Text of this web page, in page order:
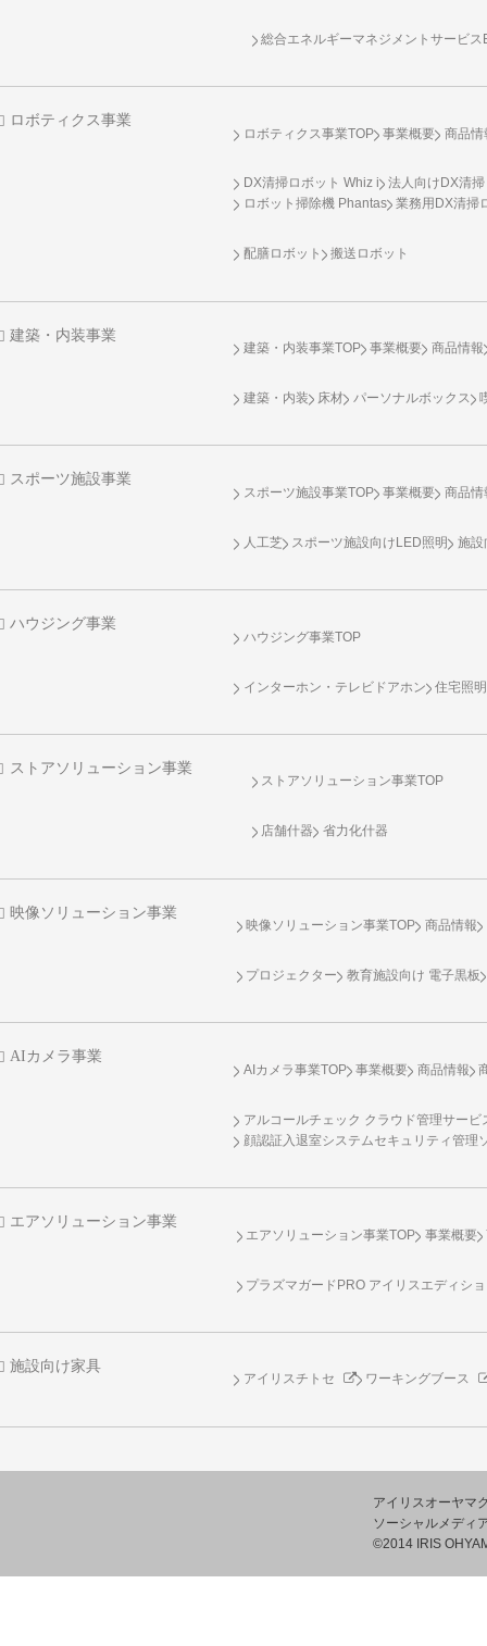
総合エネルギーマネジメントサービ
ロボティクス事業
ロボティクス事業TOP 事業概要 商品情
DX清掃ロボット Whiz i
法人向けDX清
ロボット掃除機 Phantas
業務用DX清掃
配膳ロボット 搬送ロボット
建築・内装事業
建築・内装事業TOP 事業概要 商品情報
建築・内装 床材 パーソナルボックス
スポーツ施設事業
スポーツ施設事業TOP 事業概要 商品情
人工芝 スポーツ施設向けLED照明 施設
ハウジング事業
ハウジング事業TOP
インターホン・テレビドアホン 住宅照明
ストアソリューション事業
ストアソリューション事業TOP
店舗什器 省力化什器
映像ソリューション事業
映像ソリューション事業TOP 商品情報
プロジェクター 教育施設向け 電子黒板
AIカメラ事業
AIカメラ事業TOP 事業概要 商品情報
アルコールチェック クラウド管理サービ
顔認証入退室システムセキュリティ管理
エアソリューション事業
エアソリューション事業TOP 事業概要
プラズマガードPRO アイリスエディシ
施設向け家具
アイリスチトセ ワーキングブース
アイリスオーヤマ
ソーシャルメディ
©2014 IRIS